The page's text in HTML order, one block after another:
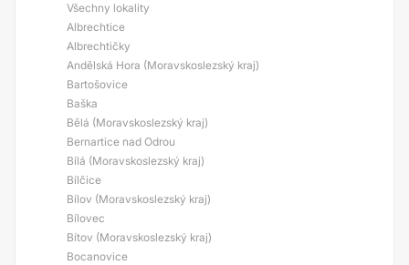
Všechny lokality
Albrechtice
Albrechtičky
Andělská Hora (Moravskoslezský kraj)
Bartošovice
Baška
Bělá (Moravskoslezský kraj)
Bernartice nad Odrou
Bílá (Moravskoslezský kraj)
Bílčice
Bílov (Moravskoslezský kraj)
Bílovec
Bítov (Moravskoslezský kraj)
Bocanovice